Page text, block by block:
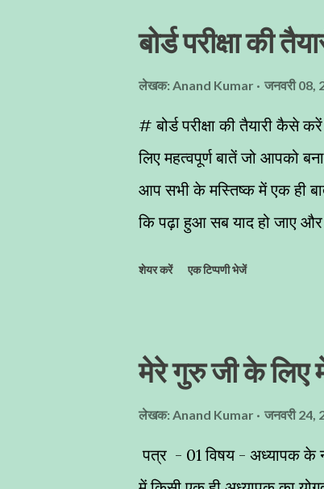
पेड़ों पर देखें हैं,जो अद्भुत
पक्षियों द्वारा किया जाता है ।
समूह में रहना पसन्द करते हैैं ,
होती है । बया प्रजाति के पक्षी
है। इनका स्वर चीं ...
बोर्ड परीक्षा की
लेखक: Anand Kumar जनवरी 08,
# बोर्ड परीक्षा की तैयारी कैसे
लिए महत्वपूर्ण बातें जो आपको
आप सभी के मस्तिष्क में एक ही
कि पढ़ा हुआ सब याद हो जाए और
कारगर सिद्ध हो सकती हैं। बोर्ड
बच्चों में घबराहट उत्पन्न हो
नहीं जो मैं पढ़ रहा हूॅं, याद कर
आप एक अच्छे विद्यार्थी की भाॅंति
शेयर करें एक टिप्पणी भेजें
मेरे गुरु जी के लिए
लेखक: Anand Kumar जनवरी 24,
पत्र - 01 विषय - अध्यापक के